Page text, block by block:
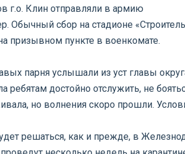
г.о. Клин отправляли в армию
Обычный сбор на стадионе
призывном пункте в военкомате.
парня услышали из уст главы
ребятам достойно отслужить, не
но волнения скоро прошли.
решаться, как и прежде, в